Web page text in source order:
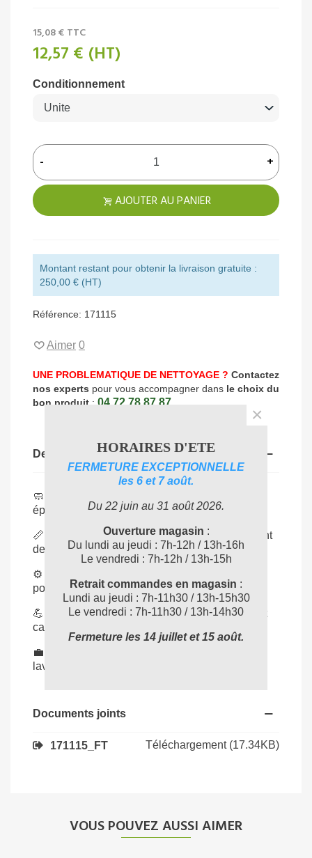
15,08 € TTC
12,57 € (HT)
Conditionnement
- +
AJOUTER AU PANIER
Montant restant pour obtenir la livraison gratuite :
250,00 € (HT)
Référence: 171115
Aimer 0
UNE PROBLEMATIQUE DE NETTOYAGE ? Contactez
nos experts pour vous accompagner dans le choix du
bon produit : 04 72 78 87 87
Description
🧼
épouse parfaitement la surface vitrée.
📏 Largeur 55 cm: idéale pour laver rapidement
de grandes vitres.
⚙️
poignées et systèmes Ergotec.
💪 Matériaux durables: structure inoxydable et
caoutchouc résistant.
💼
laveurs de vitres, hôtels et bureaux.
Documents joints
171115_FT Téléchargement (17.34KB)
VOUS POUVEZ AUSSI AIMER
HORAIRES D'ETE
FERMETURE EXCEPTIONNELLE
les 6 et 7 août.
Du 22 juin au 31 août 2026.
Ouverture magasin :
Du lundi au jeudi : 7h-12h / 13h-16h
Le vendredi : 7h-12h / 13h-15h
Retrait commandes en magasin :
Lundi au jeudi : 7h-11h30 / 13h-15h30
Le vendredi : 7h-11h30 / 13h-14h30
Fermeture les 14 juillet et 15 août.
×